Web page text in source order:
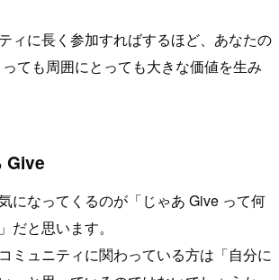
ィに長く参加すればするほど、あなたの
ても周囲にとっても大きな価値を生み
Give
になってくるのが「じゃあ Give って何
だと思います。
ミュニティに関わっている方は「自分に